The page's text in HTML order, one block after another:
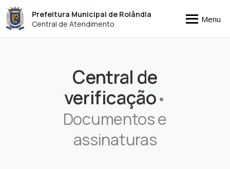
Prefeitura Municipal de Rolândia
Central de Atendimento
Menu
Central de
verificação•
Documentos e
assinaturas